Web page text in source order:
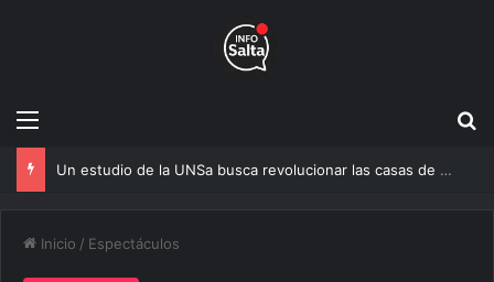
Menú
Un estudio de la UNSa busca revolucionar las casas de adobe y hacerlas más seguras
Inicio / Espectáculos